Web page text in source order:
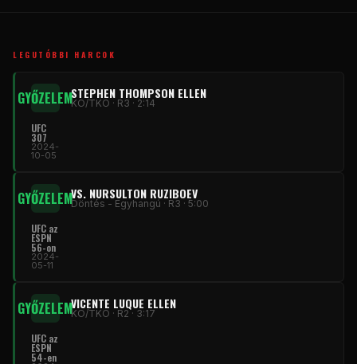
LEGUTÓBBI HARCOK
GYŐZELEMSTEPHEN THOMPSON ELLEN
KO/TKO · R3 · 2:14
UFC
307
2024-
10-05
GYŐZELEMVS. NURSULTON RUZIBOEV
Döntés - Egyhangú · R3 · 5:00
UFC az
ESPN
56-on
2024-
05-11
GYŐZELEMVICENTE LUQUE ELLEN
KO/TKO · R2 · 3:17
UFC az
ESPN
54-en